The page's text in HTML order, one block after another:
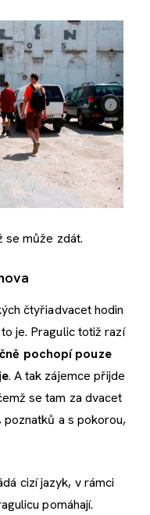
se může zdát.
čtyřiadvacet hodin
je. Pragulic totiž razí
pochopí pouze
. A tak zájemce přijde
se tam za dvacet
a s pokorou,
cizí jazyk, v rámci
pomáhají.